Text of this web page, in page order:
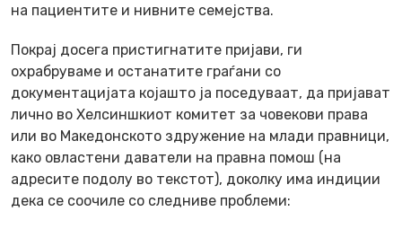
на пациентите и нивните семејства.
Покрај досега пристигнатите пријави, ги
охрабруваме и останатите граѓани со
документацијата којашто ја поседуваат, да пријават
лично во Хелсиншкиот комитет за човекови права
или во Македонското здружение на млади правници,
како овластени даватели на правна помош (на
адресите подолу во текстот), доколку има индиции
дека се соочиле со следниве проблеми: